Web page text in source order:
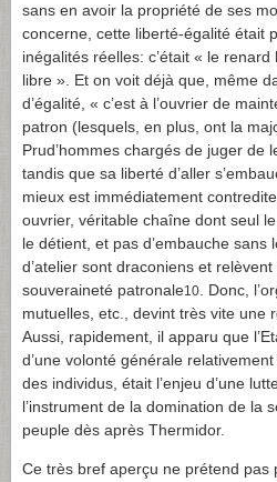
sans en avoir la propriété de ses
concerne, cette liberté-égalité était
inégalités réelles: c’était « le
libre ». Et on voit déjà que, même
d’égalité, « c’est à l’ouvrier de
patron (lesquels, en plus, ont la
Prud’hommes chargés de juger de
tandis que sa liberté d’aller
mieux est immédiatement
ouvrier, véritable chaîne dont seul
le détient, et pas d’embauche sans
d’atelier sont draconiens et
souveraineté patronale10
. Donc,
mutuelles, etc., devint très vite une
Aussi, rapidement, il apparu que
d’une volonté générale
des individus, était l’enjeu d’une
l’instrument de la domination de la
peuple dès après Thermidor.
Ce très bref aperçu ne prétend pas